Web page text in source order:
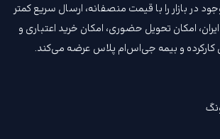
در بازار را با قیمت‌ منصفانه، ارسال سریع کمتر
ایران، امکان تحویل حضوری، امکان خرید اعتباری و
و بیمه جی‌اس‌ام‌ پلاس عرضه می‌کند.